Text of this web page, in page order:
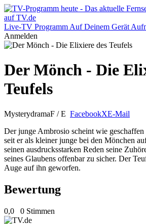
Live-TV Programm Auf Deinem Gerät
Anmelden
Der Mönch - Die
Teufels
MysterydramaF / E FacebookXE-Mail
Der junge Ambrosio scheint wie
seit er als kleiner junge bei den Mönchen
seinen ausdrucksstarken Reden seine
seines Glaubens offenbar zu sicher. Der
Auge auf ihn geworfen.
Bewertung
0,0 0 Stimmen